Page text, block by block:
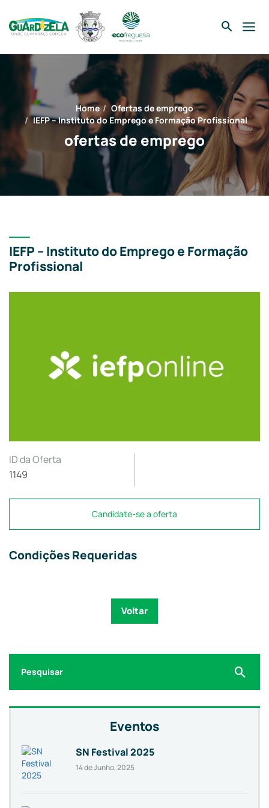
content
Home
ofertas de emprego
IEFP – Instituto do Emprego e Formação Profissional
ofertas de emprego
IEFP – Instituto do Emprego e Formação
Profissional
ID da Oferta
1149
Candidate-se a oferta
Condições Requeridas
Voltar
for:
Eventos
SN Festival 2025
14 de Junho, 2025